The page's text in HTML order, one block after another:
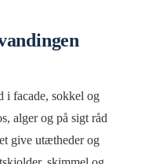
i facade, sokkel og
alger og på sigt råd
give utætheder og